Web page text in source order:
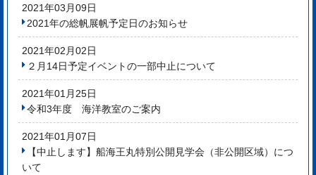
2021年03月09日
2021年の総帆展帆予定日のお知らせ
2021年02月02日
２月14日予定イベントの一部中止について
2021年01月25日
令和3年度 海洋教室のご案内
2021年01月07日
【中止します】船海王丸特別公開見学会（非公開区域）につ
いて